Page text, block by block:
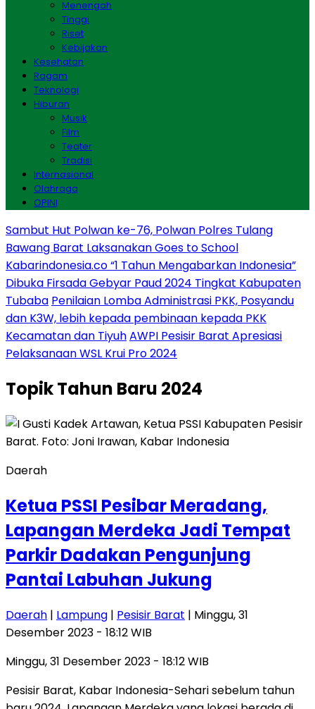
Menengah
Tinggi
Riset
Kebijakan
Kesehatan
Ragam
Teknologi
Hiburan
Musik
Film
Teater
Tradisi
Internasional
Olahraga
OPINI
Sambut Hut Polwan ke-76, Polwan Polres Tulang
Bawang Barat Laksanakan Goes to School
Kabarindonesia.co “1 Tahun Mengabarkan Indonesia”
Dibuka Firsada Gebyar Paud 2024 Tingkat Kabupaten
Tubaba Penilaian Lomba Administrasi PKK, Posyandu
dan K3W, lebih kepada pembinaan kepada PKK
Kecamatan dan TiyuhAWPI Pesisir Barat Apresiasi
Pelaksanaan WSL Krui Pro 2024
TopikTahun Baru 2024
Daerah
Ketua PSSI Pesibar Meradang,
Lapangan Merdeka Jadi Tempat
Parkir Dadakan Pengunjung
Pantai Labuhan Jukung
Daerah | Lampung | Pesisir Barat | Minggu, 31
Desember 2023 - 18:12 WIB
Minggu, 31 Desember 2023 - 18:12 WIB
Pesisir Barat, Kabar Indonesia-Sehari sebelum tahun